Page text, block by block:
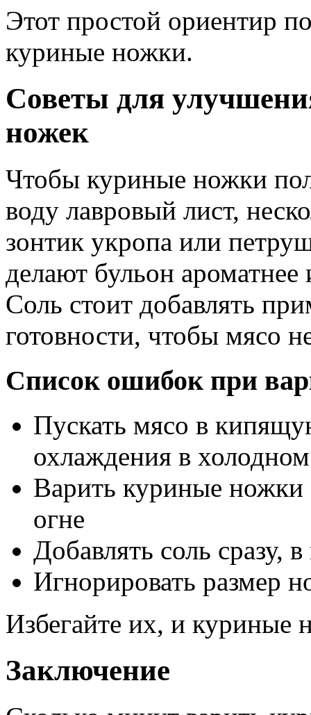
Этот простой ориентир
куриные ножки.
Советы для
ножек
Чтобы куриные ножки
воду лавровый лист,
зонтик укропа или
делают бульон
Соль стоит добавлять
готовности, чтобы мясо
Список ошибок при
Пускать мясо в
охлаждения в холодном
Варить куриные
огне
Добавлять соль сразу,
Игнорировать размер
Избегайте их, и куриные
Заключение